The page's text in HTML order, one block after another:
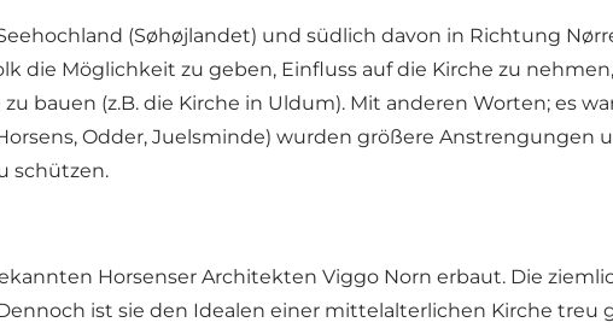
(Søhøjlandet) und südlich davon in Richtung
die Möglichkeit zu geben, Einfluss auf die Kirche zu
bauen (z.B. die Kirche in Uldum). Mit anderen Worten; es
Odder, Juelsminde) wurden größere
schützen.
Horsenser Architekten Viggo Norn erbaut. Die
ist sie den Idealen einer mittelalterlichen Kirche